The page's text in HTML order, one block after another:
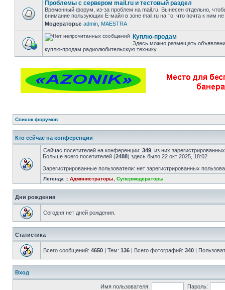
Проблемы с сервером mail.ru и тестовый раздел
Временный форум, из-за проблем на mail.ru. Вынесен отдельно,
внимание пользующих Е-майл в зоне mail.ru на то, что почта к ним не
Модераторы: admin MAESTRA
Куплю-продам
Здесь можно размещать
куплю-продам радиолюбительскую технику.
Список форумов
Кто сейчас на конференции
Сейчас посетителей на конференции: 349 , из них
Больше всего посетителей (2488) здесь было 22 окт 2025, 18:02
Зарегистрированные пользователи: нет зарегистрированных
Легенда :: Администраторы Супермодераторы
Дни рождения
Сегодня нет дней рождения.
Статистика
Всего сообщений: 4650 | Тем: 136 | Всего фотографий: 340 |
Вход
Имя пользователя: Пароль: